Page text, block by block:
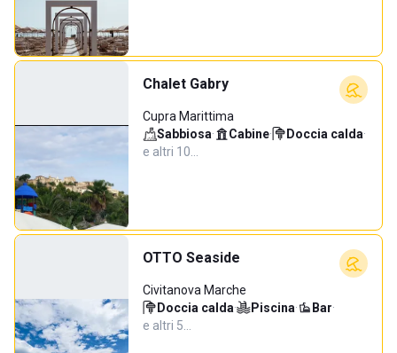
Chalet Gabry
Cupra Marittima
Sabbiosa· Cabine· Doccia calda·
e altri 10…
OTTO Seaside
Civitanova Marche
Doccia calda· Piscina· Bar·
e altri 5…